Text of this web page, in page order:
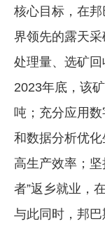
核心目标，在
界领先的露天
处理量、选矿
2023年底，该
吨；充分应用
和数据分析优
高生产效率；
者”返乡就业，
与此同时，邦